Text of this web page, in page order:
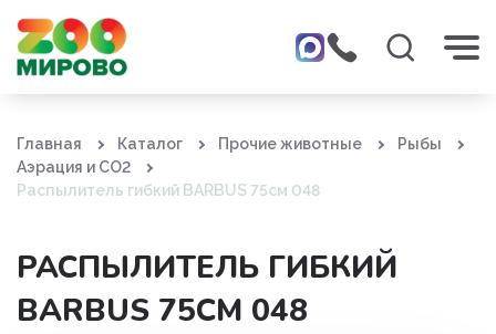
Главная Каталог Прочие животные
Рыбы
Аэрация и СО2
Распылитель гибкий BARBUS 75см 048
РАСПЫЛИТЕЛЬ ГИБКИЙ
BARBUS 75СМ 048